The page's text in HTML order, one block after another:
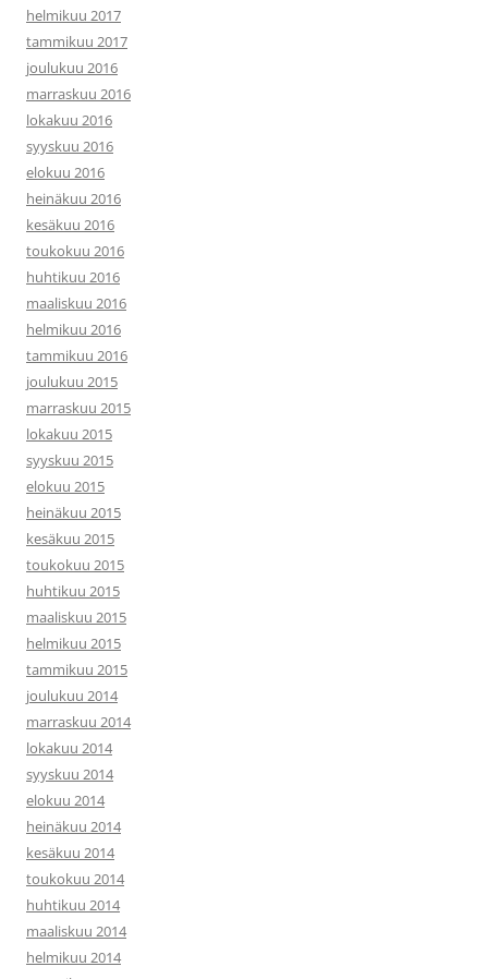
helmikuu 2017
tammikuu 2017
joulukuu 2016
marraskuu 2016
lokakuu 2016
syyskuu 2016
elokuu 2016
heinäkuu 2016
kesäkuu 2016
toukokuu 2016
huhtikuu 2016
maaliskuu 2016
helmikuu 2016
tammikuu 2016
joulukuu 2015
marraskuu 2015
lokakuu 2015
syyskuu 2015
elokuu 2015
heinäkuu 2015
kesäkuu 2015
toukokuu 2015
huhtikuu 2015
maaliskuu 2015
helmikuu 2015
tammikuu 2015
joulukuu 2014
marraskuu 2014
lokakuu 2014
syyskuu 2014
elokuu 2014
heinäkuu 2014
kesäkuu 2014
toukokuu 2014
huhtikuu 2014
maaliskuu 2014
helmikuu 2014